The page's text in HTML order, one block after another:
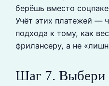
берёшь вместо
Учёт этих платежей —
подхода к тому, как
фрилансеру, а не
Шаг 7. Выбери